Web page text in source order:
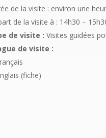
de la visite : environ une
de la visite à : 14h30 –
de visite : Visites guidées
de visite :
(fiche)